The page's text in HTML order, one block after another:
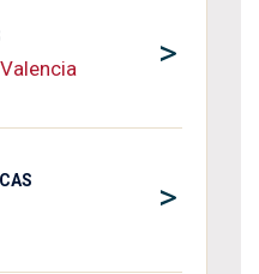
>
>